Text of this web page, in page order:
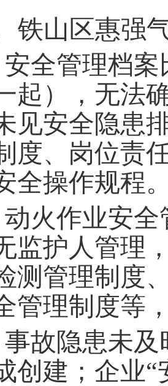
铁山区惠强
安全管理档
起），无法
见安全隐患
度、岗位责
全操作规程
动火作业安
监护人管理
测管理制度
管理制度等
事故隐患未
创建；企业